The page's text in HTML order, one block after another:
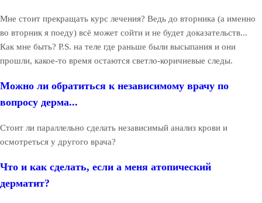
Мне стоит прекращать курс лечения? Ведь до вторника (а именно
во вторник я поеду) всё может сойти и не будет доказательств...
Как мне быть? P.S. на теле где раньше были высыпания и они
прошли, какое-то время остаются светло-коричневые следы.
Можно ли обратиться к независимому врачу по
вопросу дерма...
Стоит ли параллельно сделать независимый анализ крови и
осмотреться у другого врача?
Что и как сделать, если а меня атопический
дерматит?